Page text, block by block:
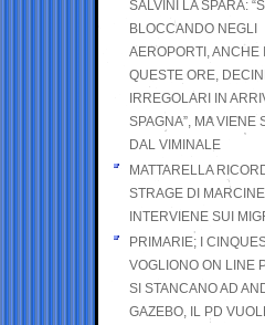
SALVINI LA SPARA:
BLOCCANDO NEGLI
AEROPORTI, ANCHE
QUESTE ORE,
IRREGOLARI IN
SPAGNA”, MA VIENE
DAL VIMINALE
MATTARELLA
STRAGE DI
INTERVIENE SUI
PRIMARIE; I
VOGLIONO ON LINE
SI STANCANO AD
GAZEBO, IL PD